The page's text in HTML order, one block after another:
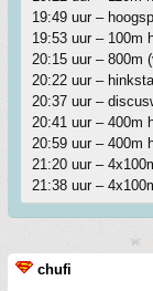
19:49 uur –
19:53 uur – 100m
20:15 uur – 800m
20:22 uur –
20:37 uur –
20:41 uur – 400m
20:59 uur – 400m
21:20 uur –
21:38 uur –
chufi